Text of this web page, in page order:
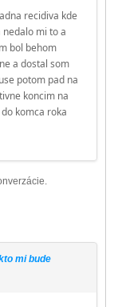
recidiva kde
mi to a
bol behom
a dostal som
potom pad na
koncim na
komca roka
mi bude